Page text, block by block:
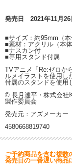
発売日 2021年11月26
■サイズ：約95mm（本
■素材：アクリル（本
■ナスカン付
■専用スタンド付属
TVアニメ「Re:ゼロか
ルメイラストを使用し
付属のスタンドを使用
© 長月達平・株式会社
製作委員会
発売元：アズメーカー
4580668819740
ご予約商品を含む複数
発売日の一番遅い商品